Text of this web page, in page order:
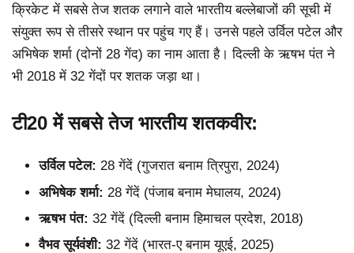
क्रिकेट में सबसे तेज शतक लगाने वाले भारतीय बल्लेबाजों की सूची में
संयुक्त रूप से तीसरे स्थान पर पहुंच गए हैं। उनसे पहले उर्विल पटेल और
अभिषेक शर्मा (दोनों 28 गेंद) का नाम आता है। दिल्ली के ऋषभ पंत ने
भी 2018 में 32 गेंदों पर शतक जड़ा था।
टी20 में सबसे तेज भारतीय शतकवीर:
उर्विल पटेल: 28 गेंदें (गुजरात बनाम त्रिपुरा, 2024)
अभिषेक शर्मा: 28 गेंदें (पंजाब बनाम मेघालय, 2024)
ऋषभ पंत: 32 गेंदें (दिल्ली बनाम हिमाचल प्रदेश, 2018)
वैभव सूर्यवंशी: 32 गेंदें (भारत-ए बनाम यूएई, 2025)